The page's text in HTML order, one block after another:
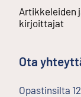
Artikkeleiden
kirjoittajat
Ota
Opastinsilta 12